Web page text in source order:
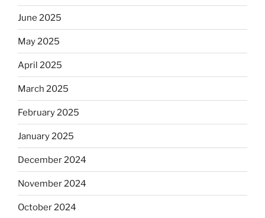
June 2025
May 2025
April 2025
March 2025
February 2025
January 2025
December 2024
November 2024
October 2024